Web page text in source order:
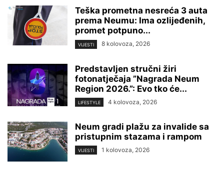
Teška prometna nesreća 3 auta
prema Neumu: Ima ozlijeđenih,
promet potpuno...
VIJESTI 8 kolovoza, 2026
Predstavljen stručni žiri
fotonatječaja ”Nagrada Neum
Region 2026.”: Evo tko će...
LIFESTYLE 4 kolovoza, 2026
Neum gradi plažu za invalide sa
pristupnim stazama i rampom
VIJESTI 1 kolovoza, 2026